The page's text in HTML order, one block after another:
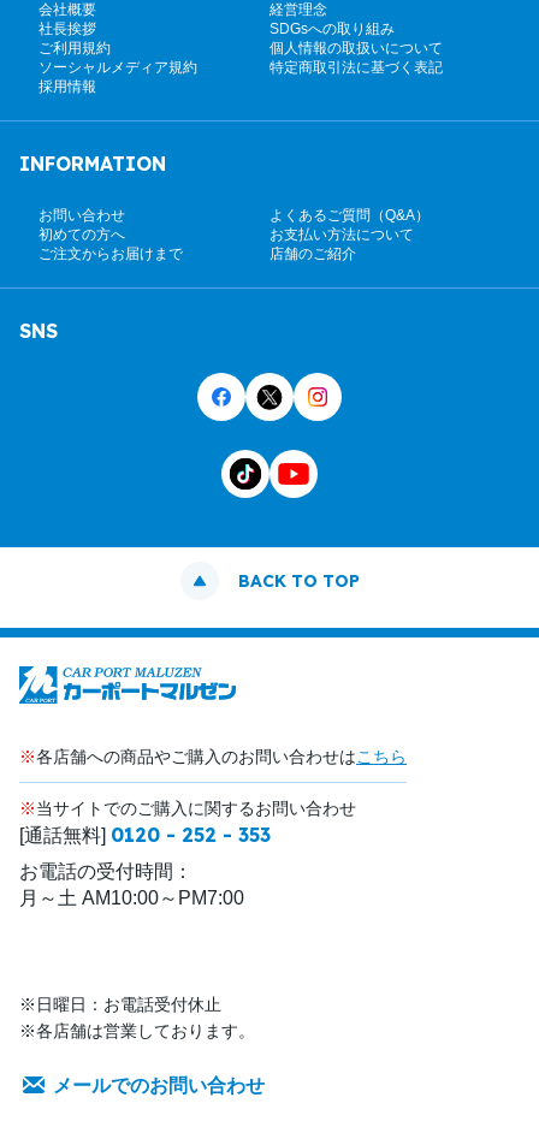
会社概要
経営理念
社長挨拶
SDGsへの取り組み
ご利用規約
個人情報の取扱いについて
ソーシャルメディア規約
特定商取引法に基づく表記
採用情報
INFORMATION
お問い合わせ
よくあるご質問（Q&A）
初めての方へ
お支払い方法について
ご注文からお届けまで
店舗のご紹介
SNS
BACK TO TOP
※各店舗への商品やご購入のお問い合わせはこちら
※当サイトでのご購入に関するお問い合わせ
[通話無料] 0120 - 252 - 353
お電話の受付時間：
月～土 AM10:00～PM7:00
※日曜日：お電話受付休止
※各店舗は営業しております。
メールでのお問い合わせ